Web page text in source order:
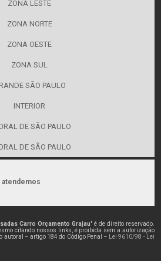
ZONA LESTE
ZONA NORTE
ZONA OESTE
ZONA SUL
SÃO PAULO
INTERIOR
DE SÃO PAULO
DE SÃO PAULO
Carro Orçamento Grajau" é de direito reservado.
citando nossos links, é proibida sem a autorização
autoral – artigo 184 do Código Penal –
Lei 9610/98 - Lei